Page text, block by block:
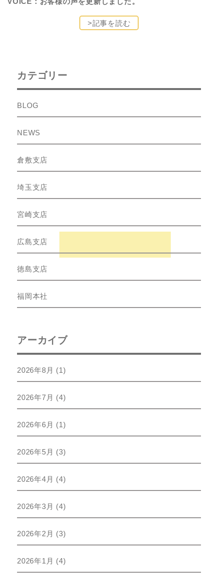
>記事を読む
カテゴリー
BLOG
NEWS
倉敷支店
埼玉支店
宮崎支店
広島支店
徳島支店
福岡本社
アーカイブ
2026年8月 (1)
2026年7月 (4)
2026年6月 (1)
2026年5月 (3)
2026年4月 (4)
2026年3月 (4)
2026年2月 (3)
2026年1月 (4)